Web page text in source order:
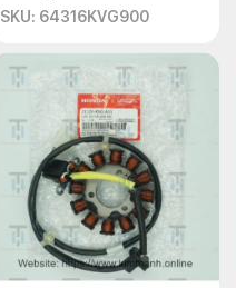
SKU: 64316KVG900